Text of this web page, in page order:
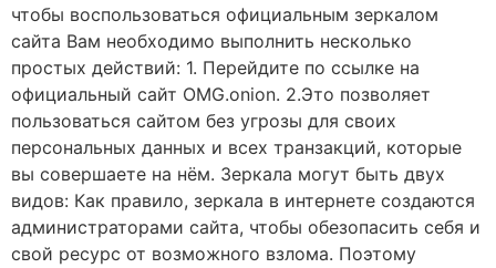
чтобы воспользоваться официальным зеркалом
сайта Вам необходимо выполнить несколько
простых действий: 1. Перейдите по ссылке на
официальный сайт OMG.onion. 2.Это позволяет
пользоваться сайтом без угрозы для своих
персональных данных и всех транзакций, которые
вы совершаете на нём. Зеркала могут быть двух
видов: Как правило, зеркала в интернете создаются
администраторами сайта, чтобы обезопасить себя и
свой ресурс от возможного взлома. Поэтому